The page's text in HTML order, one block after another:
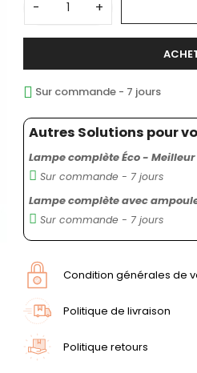
- +
Sur commande - 7 jours
Autres Solutions pour
Lampe complète Éco - Meilleur
Sur commande - 7 jours
Lampe complète avec
Sur commande - 7 jours
Condition générales de
Politique de livraison
Politique retours